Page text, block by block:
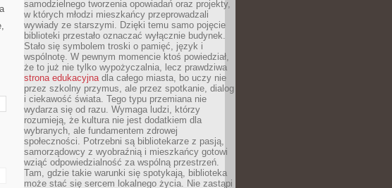
samodzielnego tworzenia opowiadań oraz projekty,
w których młodzi mieszkańcy przeprowadzali
wywiady ze starszymi. Dzięki temu samo pojęcie
biblioteki przestało oznaczać wyłącznie budynek.
Stało się symbolem troski o pamięć, język i
wspólnotę. W pewnym momencie ktoś powiedział,
że to już nie tylko wypożyczalnia, lecz prawdziwa
strona edukacyjnadla całego miasta, bo uczy nie
przez szkolny przymus, ale przez spotkanie, dialog
i ciekawość świata. Tego typu przemiana nie
wydarza się od razu. Wymaga ludzi, którzy
rozumieją, że kultura nie jest dodatkiem dla
wybranych, ale fundamentem zdrowej
społeczności. Potrzebni są bibliotekarze z pasją,
samorządowcy z wyobraźnią i mieszkańcy gotowi
wziąć odpowiedzialność za wspólną przestrzeń.
Tam, gdzie takie warunki się spotykają, biblioteka
może stać się sercem lokalnego życia. Nie zastąpi